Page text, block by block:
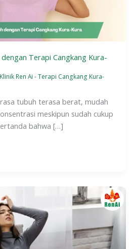
Terapi Cangkang Kura-
Ren Ai-Terapi Cangkang Kura-
tubuh terasa berat, mudah
meskipun sudah cukup
bahwa […]